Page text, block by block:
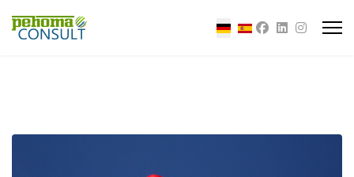
Sprache auswählen